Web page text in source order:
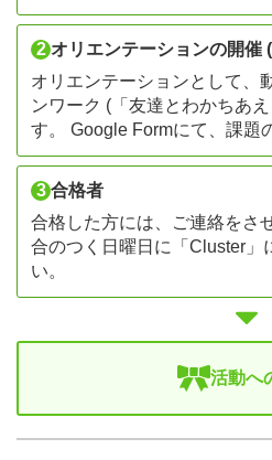
2 オリエンテーションの開催
オリエンテーションとして、
ンワーク (「友達とわかちあ
す。 Google Formにて、課題
3 合格者
合格した方には、ご連絡をさ
合のつく日曜日に「Cluster」
い。
活動へ